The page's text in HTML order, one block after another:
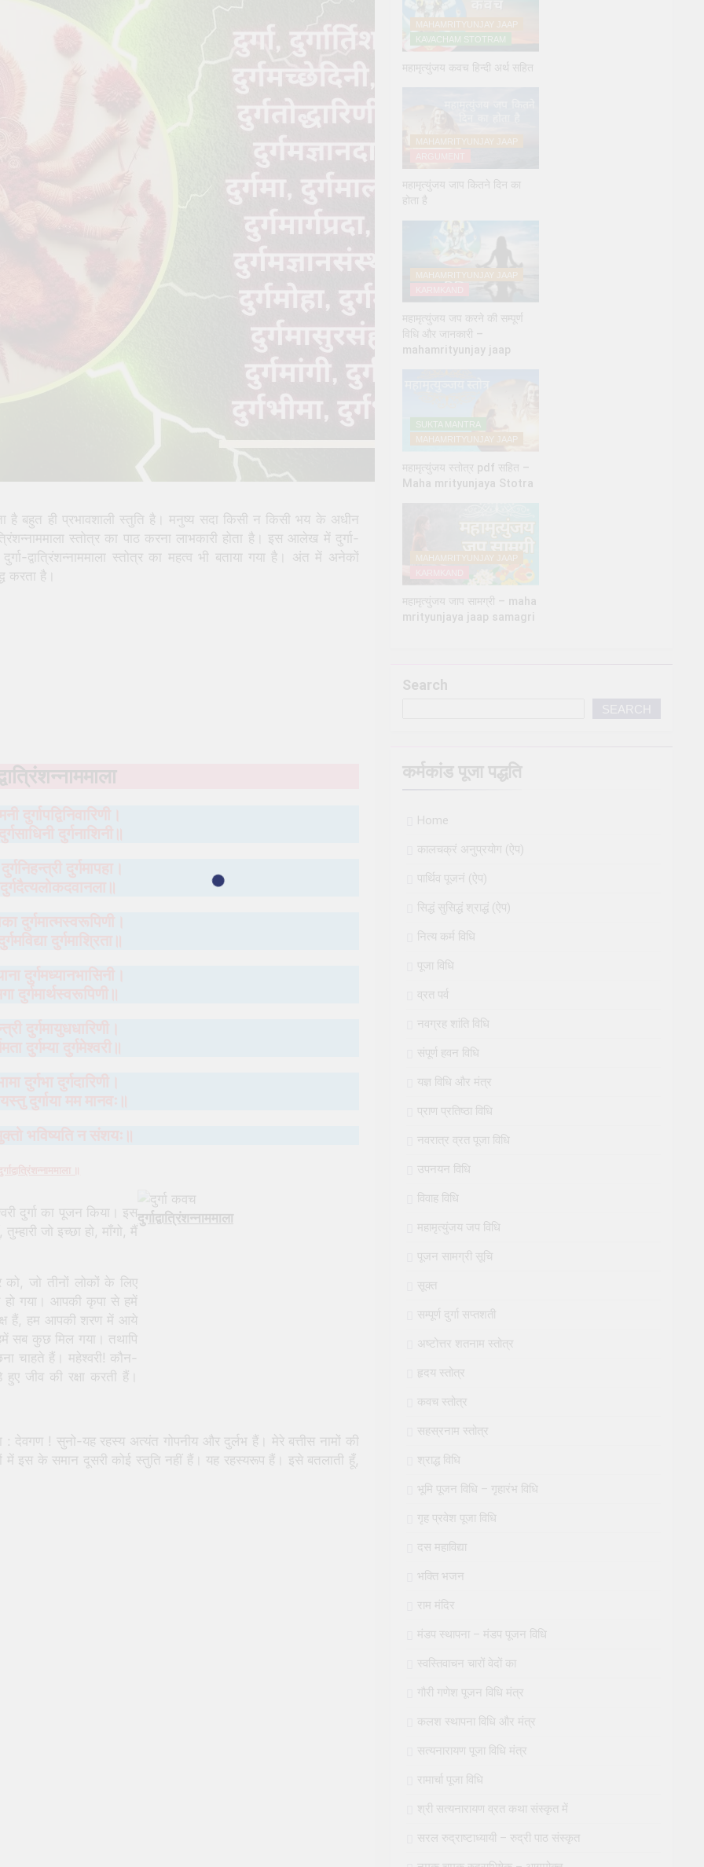
है बहुत ही प्रभावशाली स्तुति है। मनुष्य सदा किसी न किसी भय के अधीन
स्तोत्र का पाठ करना लाभकारी होता है। इस आलेख में दुर्गा-
दुर्गा-द्वात्रिंशन्नाममाला स्तोत्र का महत्व भी बताया गया है। अंत में अनेकों
करता है।
दुर्गा का पूजन किया। इस
जो इच्छा हो, माँगो, मैं
को, जो तीनों लोकों के लिए
गया। आपकी कृपा से हमें
हैं, हम आपकी शरण में आये
सब कुछ मिल गया। तथापि
चाहते हैं। महेश्वरी! कौन-
जीव की रक्षा करती हैं।
दुर्गाद्वात्रिंशन्नाममाला
: देवगण ! सुनो-यह रहस्य अत्यंत गोपनीय और दुर्लभ हैं। मेरे बत्तीस नामों की
में इस के समान दूसरी कोई स्तुति नहीं हैं। यह रहस्यरूप हैं। इसे बतलाती हूँ,
MAHAMRITYUNJAY JAAP
KAVACHAM STOTRAM
महामृत्युंजय कवच हिन्दी अर्थ सहित
MAHAMRITYUNJAY JAAP
महामृत्युंजय जाप कितने दिन का
होता है
MAHAMRITYUNJAY JAAP
महामृत्युंजय जप करने की सम्पूर्ण
विधि और जानकारी –
mahamrityunjay jaap
SUKTA MANTRA
MAHAMRITYUNJAY JAAP
महामृत्युंजय स्तोत्र pdf सहित –
Maha mrityunjaya Stotra
MAHAMRITYUNJAY JAAP
महामृत्युंजय जाप सामग्री – maha
mrityunjaya jaap samagri
Search
कर्मकांड पूजा पद्धति
Home
कालचक्रं अनुप्रयोग (ऐप)
पार्थिव पूजनं (ऐप)
सिद्धं सुसिद्धं श्राद्धं (ऐप)
नित्य कर्म विधि
पूजा विधि
व्रत पर्व
नवग्रह शांति विधि
संपूर्ण हवन विधि
यज्ञ विधि और मंत्र
प्राण प्रतिष्ठा विधि
नवरात्र व्रत पूजा विधि
उपनयन विधि
विवाह विधि
महामृत्युंजय जप विधि
पूजन सामग्री सूचि
सूक्त
सम्पूर्ण दुर्गा सप्तशती
अष्टोत्तर शतनाम स्तोत्र
हृदय स्तोत्र
कवच स्तोत्र
सहस्रनाम स्तोत्र
श्राद्ध विधि
भूमि पूजन विधि – गृहारंभ विधि
गृह प्रवेश पूजा विधि
दस महाविद्या
भक्ति भजन
राम मंदिर
मंडप स्थापना – मंडप पूजन विधि
स्वस्तिवाचन चारों वेदों का
गौरी गणेश पूजन विधि मंत्र
कलश स्थापना विधि और मंत्र
सत्यनारायण पूजा विधि मंत्र
रामार्चा पूजा विधि
श्री सत्यनारायण व्रत कथा संस्कृत में
सरल रुद्राष्टाध्यायी – रुद्री पाठ संस्कृत